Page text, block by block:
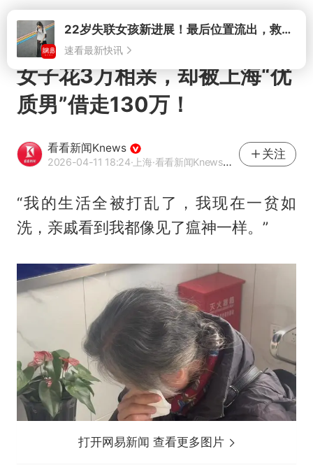
打开
女子花3万相亲，却被上海“优
质男”借走130万！
看看新闻Knews
2026-04-11 18:24·上海·看看新闻Knews官方网易号
关注
“我的生活全被打乱了，我现在一贫如
洗，亲戚看到我都像见了瘟神一样。”
打开网易新闻 查看更多图片